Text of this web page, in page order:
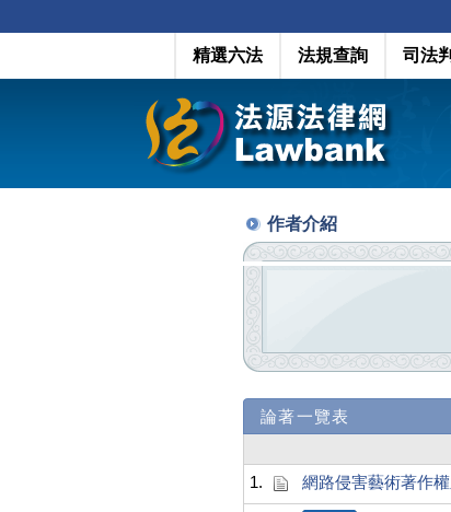
精選六法 法規查詢 司法
作者介紹
論著一覽表
1.
網路侵害藝術著作